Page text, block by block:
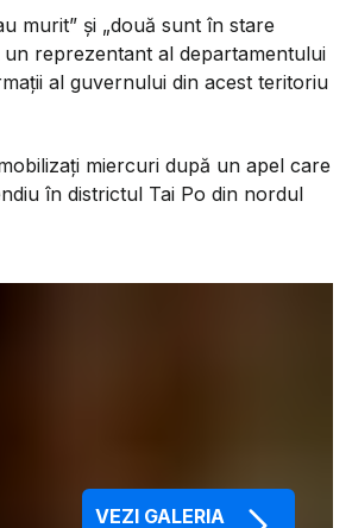
murit” și „două sunt în stare
un reprezentant al departamentului
al guvernului din acest teritoriu
miercuri după un apel care
în districtul Tai Po din nordul
VEZI GALERIA